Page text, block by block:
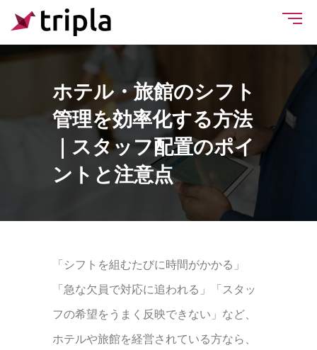
ホテル・旅館のシフト
管理を効率化する方法
｜スタッフ配置のポイ
ントと注意点
「シフトを組むたびに時間がかかる」
「急な欠員で対応に追われる」「スタッ
フの希望をうまく反映できない」など、
ホテルや旅館を経営されている方なら、